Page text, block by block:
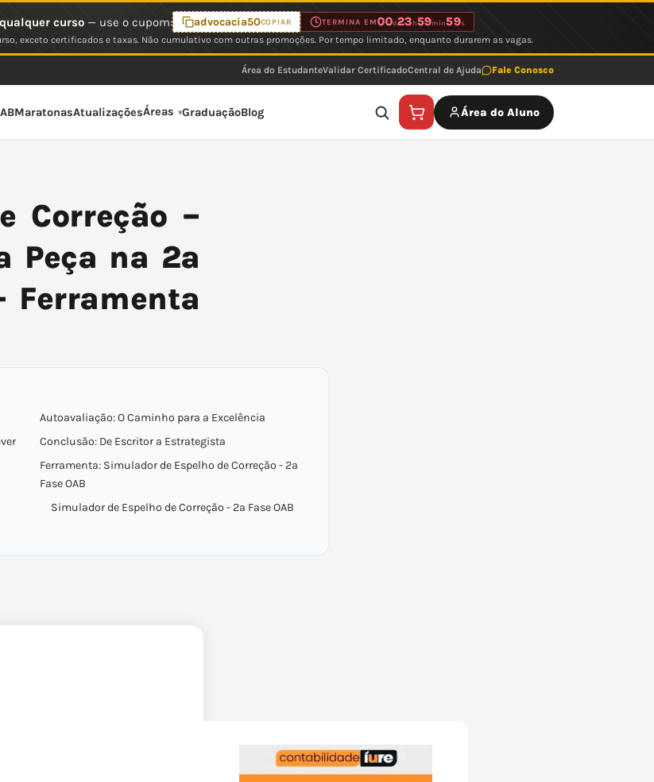
curso— use o cupom: advocacia50COPIAR TERMINA EM00d23 h59min59s
exceto certificados e taxas. Não cumulativo com outras promoções. Por tempo limitado, enquanto durarem as vagas.
Área do EstudanteValidar CertificadoCentral de Ajuda Fale Conosco
MaratonasAtualizaçõesÁreas GraduaçãoBlog Área do Aluno
Correção –
Peça na 2ª
Ferramenta
Autoavaliação: O Caminho para a Excelência
Conclusão: De Escritor a Estrategista
Ferramenta: Simulador de Espelho de Correção - 2ª
Fase OAB
Simulador de Espelho de Correção - 2ª Fase OAB